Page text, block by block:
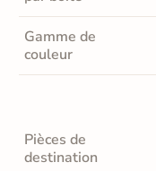
Gamme de
couleur
Pièces de
destination